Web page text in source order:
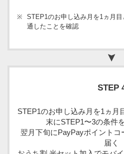
※
STEP1のお申し込み月を1ヵ月
通したことを確認
STEP
STEP1のお申し込み月を1ヵ月
末にSTEP1〜3の条件
翌月下旬にPayPayポイント
届く